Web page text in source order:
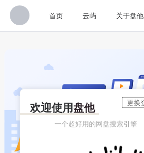
首页 云屿 关于盘他
欢迎使用盘他
一个超好用的网盘搜索引擎